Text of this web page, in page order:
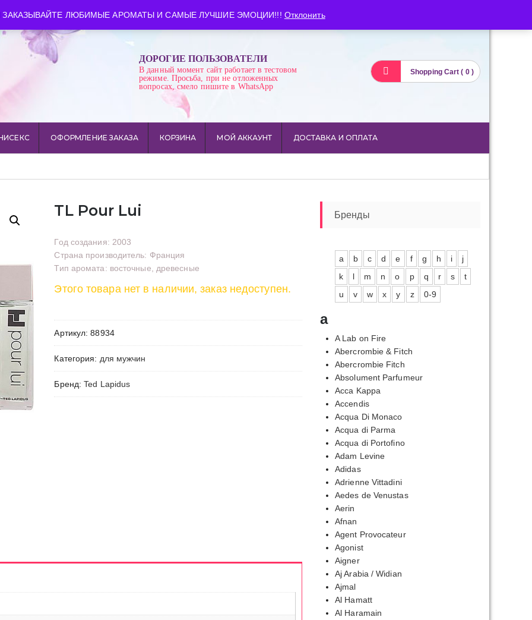
ЗАКАЗЫВАЙТЕ ЛЮБИМЫЕ АРОМАТЫ И САМЫЕ ЛУЧШИЕ ЭМОЦИИ!!! Отклонить
Время работы: пн-сб 10:00-21:00
ДОРОГИЕ ПОЛЬЗОВАТЕЛИ
В данный момент сайт работает в тестовом
режиме. Просьба, при не отложенных
вопросах, смело пишите в WhatsApp
Shopping Cart ( 0 )
ОФОРМЛЕНИЕ ЗАКАЗА КОРЗИНА МОЙ АККАУНТ ДОСТАВКА И ОПЛАТА
TL Pour Lui
Год создания: 2003
Страна производитель: Франция
Тип аромата: восточные, древесные
Этого товара нет в наличии, заказ недоступен.
Артикул:88934
Категория: для мужчин
Бренд:Ted Lapidus
Бренды
a b c d e f g h i
j
k
l m n o p q r s
t
u
v w x y z 0-9
a
A Lab on Fire
Abercrombie & Fitch
Abercrombie Fitch
Absolument Parfumeur
Acca Kappa
Accendis
Acqua Di Monaco
Acqua di Parma
Acqua di Portofino
Adam Levine
Adidas
Adrienne Vittadini
Aedes de Venustas
Aerin
Afnan
Agent Provocateur
Agonist
Aigner
Aj Arabia / Widian
Ajmal
Al Hamatt
Al Haramain